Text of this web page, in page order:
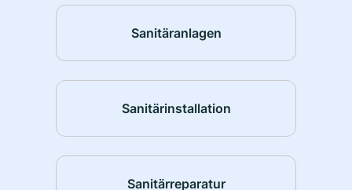
Sanitäranlagen
Sanitärinstallation
Sanitärreparatur